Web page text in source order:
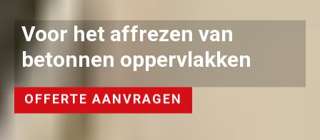
Voor het affrezen van
betonnen oppervlakken
OFFERTE AANVRAGEN